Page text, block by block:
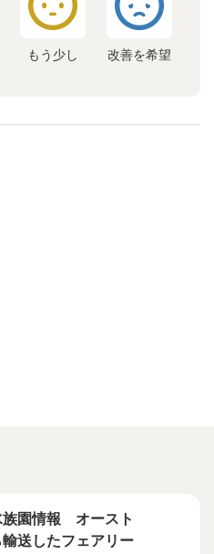
もう少し 改善を希望
族園情報 オースト
送したフェアリー